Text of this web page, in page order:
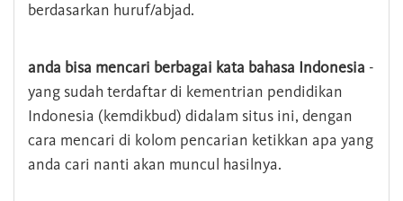
berdasarkan huruf/abjad.
anda bisa mencari berbagai kata bahasa Indonesia -
yang sudah terdaftar di kementrian pendidikan
Indonesia (kemdikbud) didalam situs ini, dengan
cara mencari di kolom pencarian ketikkan apa yang
anda cari nanti akan muncul hasilnya.